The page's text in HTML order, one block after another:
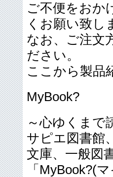
ご不便をおか
くお願い致し
なお、ご注文
ださい。
ここから製品
MyBook?
～心ゆくまで
サピエ図書館
文庫、一般図
「MyBook?(